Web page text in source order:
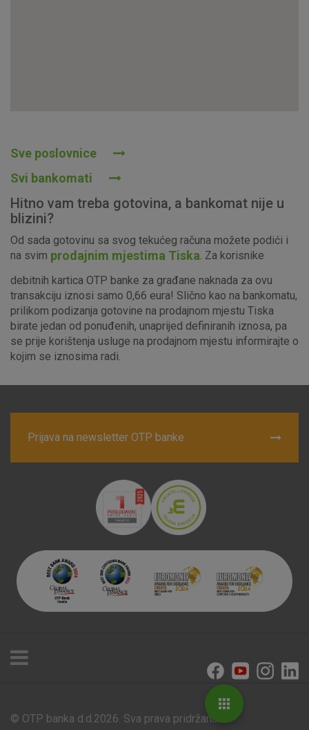
Sve poslovnice
Svi bankomati
Hitno vam treba gotovina, a bankomat nije u
blizini?
Od sada gotovinu sa svog tekućeg računa možete podići i
na svim prodajnim mjestima Tiska . Za korisnike
debitnih kartica OTP banke za građane naknada za ovu
transakciju iznosi samo 0,66 eura! Slično kao na bankomatu,
prilikom podizanja gotovine na prodajnom mjestu Tiska
birate jedan od ponuđenih, unaprijed definiranih iznosa, pa
se prije korištenja usluge na prodajnom mjestu informirajte o
kojim se iznosima radi.
Prijava na newsletter OTP banke
Poslovnice i bankomati
© OTP banka d.d.2026. Sva prava pridržana.
Ovi kolačići nužni su za funkcioniranje internetske stranice i
postavljaju kao odgovor na vaše radnje koje uključuju zahtjev
za uslugama, kao što su postavke kolačića. Svoj preglednik
o njima, ali u tom slučaju neki dijelovi stranice neće raditi. Ti
kolačići ne pohranjuju nikakve informacije koje bi vas mogle
identificirati.
Detaljnije informacije o kolačićima